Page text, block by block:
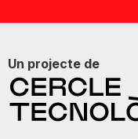
Un projecte de